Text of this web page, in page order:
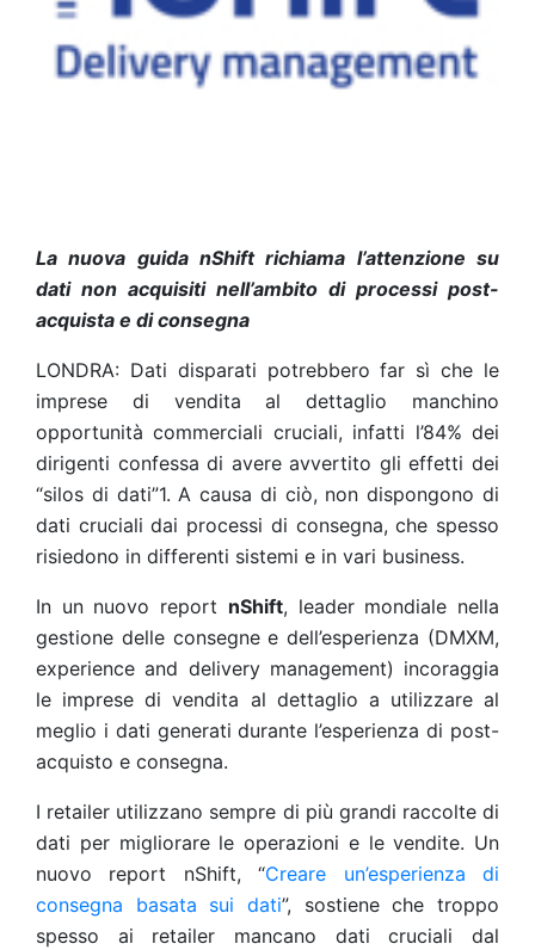
La nuova guida nShift richiama l’attenzione su
dati non acquisiti nell’ambito di processi post-
acquista e di consegna
LONDRA: Dati disparati potrebbero far sì che le
imprese di vendita al dettaglio manchino
opportunità commerciali cruciali, infatti l’84% dei
dirigenti confessa di avere avvertito gli effetti dei
“silos di dati”1. A causa di ciò, non dispongono di
dati cruciali dai processi di consegna, che spesso
risiedono in differenti sistemi e in vari business.
In un nuovo report nShift, leader mondiale nella
gestione delle consegne e dell’esperienza (DMXM,
experience and delivery management) incoraggia
le imprese di vendita al dettaglio a utilizzare al
meglio i dati generati durante l’esperienza di post-
acquisto e consegna.
I retailer utilizzano sempre di più grandi raccolte di
dati per migliorare le operazioni e le vendite. Un
nuovo report nShift, “Creare un’esperienza di
consegna basata sui dati”, sostiene che troppo
spesso ai retailer mancano dati cruciali dal